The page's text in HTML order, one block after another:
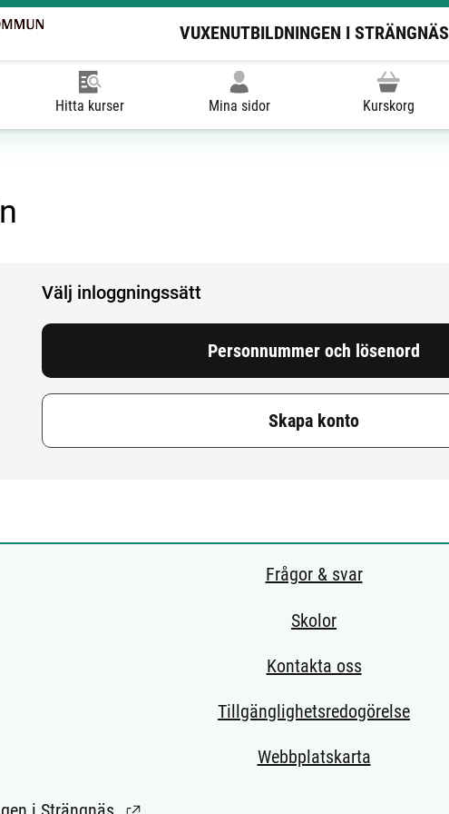
VUXENUTBILDNINGEN I STRÄNGNÄS
Hitta kurser Mina sidor Kurskorg
Välj inloggningssätt
Personnummer och lösenord
Skapa konto
Frågor & svar
Skolor
Kontakta oss
Tillgänglighetsredogörelse
Webbplatskarta